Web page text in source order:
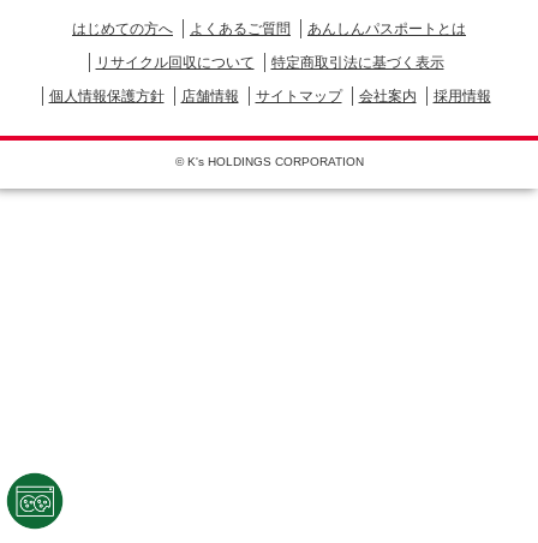
はじめての方へ よくあるご質問
あんしんパスポートとは
リサイクル回収について
特定商取引法に基づく表示
個人情報保護方針
店舗情報 サイトマップ 会社案内 採用情報
© K's HOLDINGS CORPORATION